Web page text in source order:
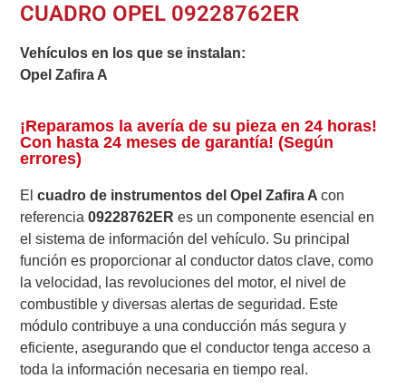
CUADRO OPEL 09228762ER
Vehículos en los que se instalan:
Opel Zafira A
¡Reparamos la avería de su pieza en 24 horas!
Con hasta 24 meses de garantía! (Según
errores)
Elcuadro de instrumentos del Opel Zafira Acon
referencia09228762ER es un componente esencial en
el sistema de información del vehículo. Su principal
función es proporcionar al conductor datos clave, como
la velocidad, las revoluciones del motor, el nivel de
combustible y diversas alertas de seguridad. Este
módulo contribuye a una conducción más segura y
eficiente, asegurando que el conductor tenga acceso a
toda la información necesaria en tiempo real.